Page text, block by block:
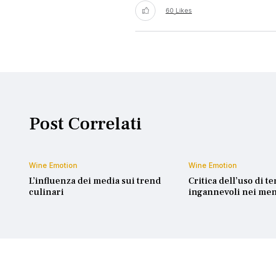
60 Likes
Post Correlati
Wine Emotion
L’influenza dei media sui trend
culinari
Wine Emotion
Critica dell’uso di
ingannevoli nei